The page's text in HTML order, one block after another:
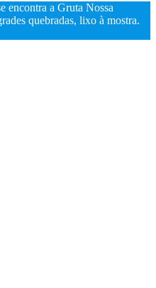
encontra a Gruta Nossa
quebradas, lixo à mostra.